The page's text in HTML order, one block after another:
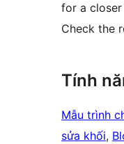
for a
Check the
Tính
Mẫu trình
sửa khối,